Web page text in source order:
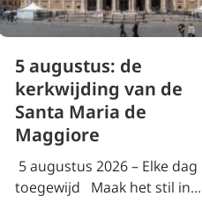
5 augustus: de
kerkwijding van de
Santa Maria de
Maggiore
5 augustus 2026 – Elke dag
toegewijd Maak het stil in…